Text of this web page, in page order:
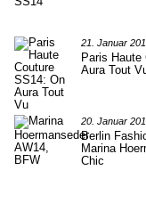
21. Januar
Paris Haute
Aura Tout
20. Januar
Berlin
Marina
Chic